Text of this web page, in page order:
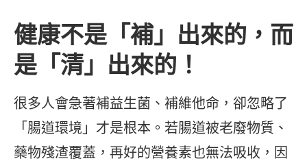
健康不是「補」出來的，而
是「清」出來的！
很多人會急著補益生菌、補維他命，卻忽略了
「腸道環境」才是根本。若腸道被老廢物質、
藥物殘渣覆蓋，再好的營養素也無法吸收，因